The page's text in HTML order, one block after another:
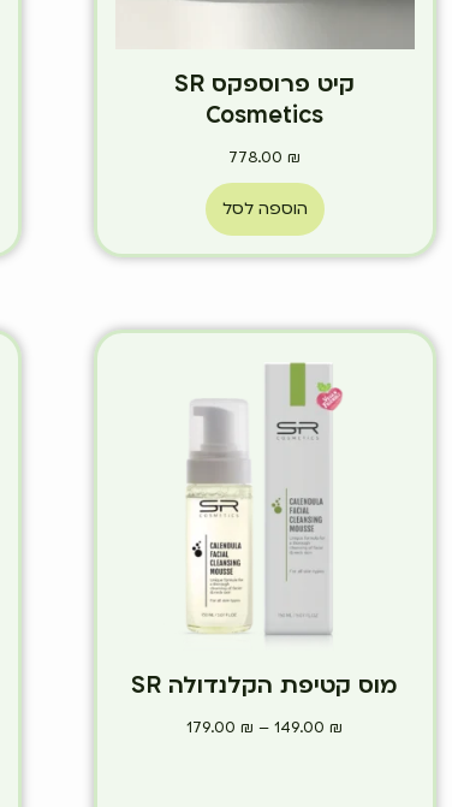
קיט פרוספקס SR
Cosmetics
778.00₪
הוספה לסל
מוס קטיפת הקלנדולה SR
149.00₪
–
179.00₪